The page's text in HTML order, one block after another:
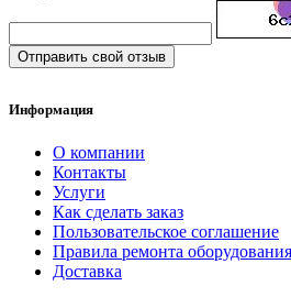
Отправить свой отзыв
Информация
О компании
Контакты
Услуги
Как сделать заказ
Пользовательское соглашение
Правила ремонта оборудования
Доставка